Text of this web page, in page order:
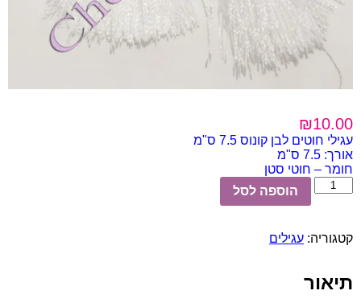
₪10.00
עגילי חוטים לבן קונוס 7.5 ס"מ
אורך: 7.5 ס"מ
חומר – חוטי סטן
כמות
של
לבן
ס"מ
הוספה לסל
קטגוריה: עגילים
תיאור